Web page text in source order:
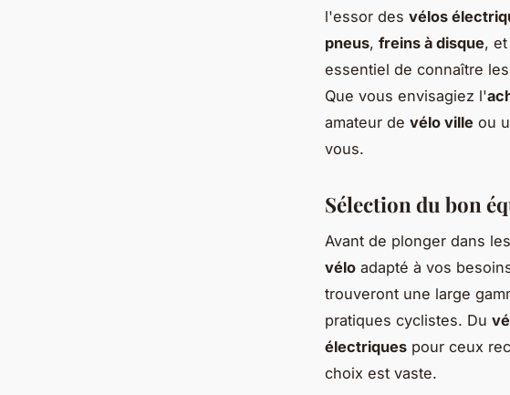
l'essor des vélos
pneus, freins à disque,
essentiel de connaître
Que vous envisagiez l'
amateur de vélo ville ou
vous.
Sélection du bon
Avant de plonger dans
vélo adapté à vos
trouveront une large
pratiques cyclistes. Du
électriques pour ceux
choix est vaste.